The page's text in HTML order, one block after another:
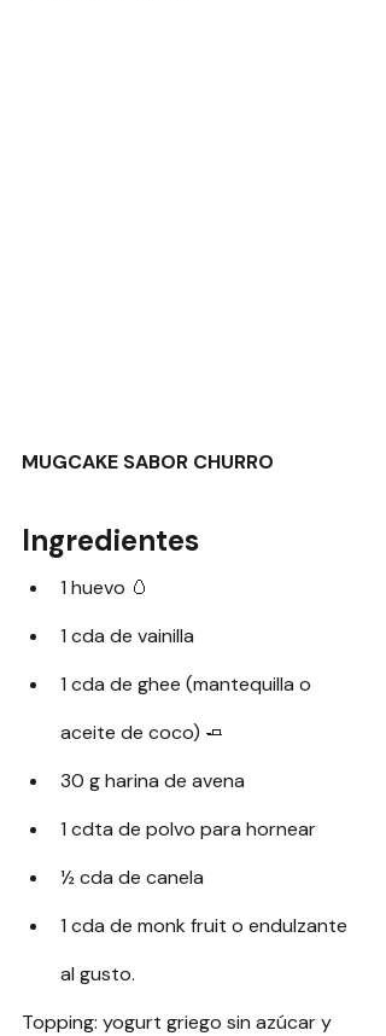
MUGCAKE SABOR CHURRO
Ingredientes
1 huevo 🥚
1 cda de vainilla
1 cda de ghee (mantequilla o
aceite de coco) 🧈
30 g harina de avena
1 cdta de polvo para hornear
½ cda de canela
1 cda de monk fruit o endulzante
al gusto.
Topping: yogurt griego sin azúcar y